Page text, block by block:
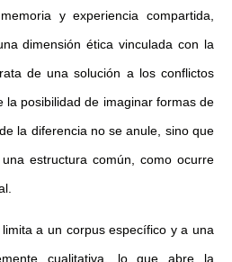
y experiencia compartida,
dimensión ética vinculada con la
de una solución a los conflictos
la posibilidad de imaginar formas de
la diferencia no se anule, sino que
estructura común, como ocurre
a un corpus específico y a una
cualitativa, lo que abre la